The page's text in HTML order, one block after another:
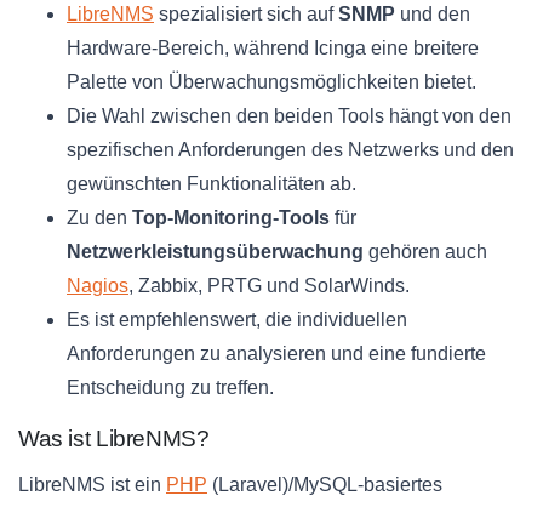
LibreNMS spezialisiert sich aufSNMP und den
Hardware-Bereich, während Icinga eine breitere
Palette von Überwachungsmöglichkeiten bietet.
Die Wahl zwischen den beiden Tools hängt von den
spezifischen Anforderungen des Netzwerks und den
gewünschten Funktionalitäten ab.
Zu den Top-Monitoring-Tools für
Netzwerkleistungsüberwachung gehören auch
Nagios, Zabbix, PRTG und SolarWinds.
Es ist empfehlenswert, die individuellen
Anforderungen zu analysieren und eine fundierte
Entscheidung zu treffen.
Was ist LibreNMS?
LibreNMS ist ein PHP (Laravel)/MySQL-basiertes